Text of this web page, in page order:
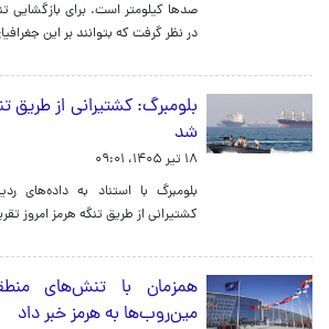
صدها کیلومتر است. برای بازگشایی
در نظر گرفت که بتوانند بر این
بلومبرگ: کشتیرانی از طریق
شد
۱۸ تیر ۱۴۰۵، ۰۹:۰۱
بلومبرگ با استناد به داده‌های
کشتیرانی از طریق تنگه هرمز امروز
همزمان با تنش‌های
مین‌روب‌ها به هرمز خبر داد